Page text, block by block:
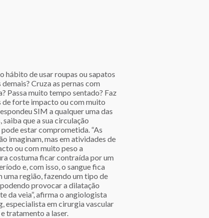
hábito de usar roupas ou sapatos
Cruza as pernas com
Passa muito tempo sentado? Faz
de forte impacto ou com muito
SIM a qualquer uma das
saiba que a sua circulação
pode estar comprometida. “As
imaginam, mas em atividades de
ou com muito peso a
costuma ficar contraída por um
e, com isso, o sangue fica
uma região, fazendo um tipo de
provocar a dilatação
da veia”, afirma o angiologista
especialista em cirurgia vascular
tratamento a laser.